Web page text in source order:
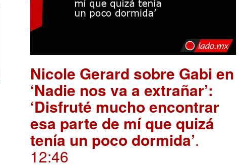
Nicole Gerard sobre Gabi en
‘Nadie nos va a extrañar’:
‘Disfruté mucho encontrar
esa parte de mí que quizá
tenía un poco dormida’.
12:46